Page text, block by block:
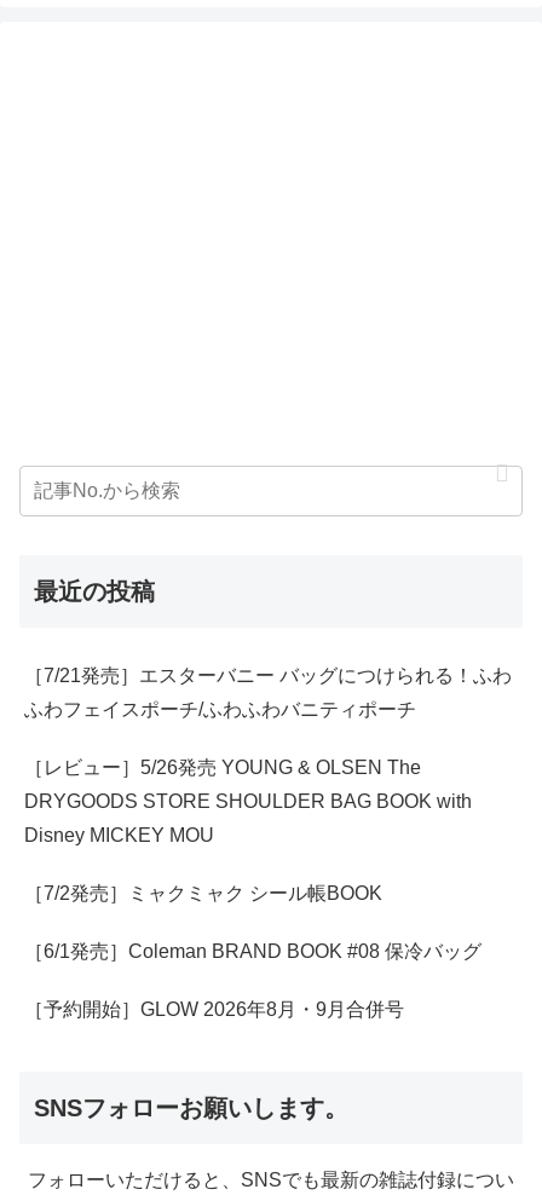
最近の投稿
［7/21発売］エスターバニー バッグにつけられる！ふわ
ふわフェイスポーチ/ふわふわバニティポーチ
［レビュー］5/26発売 YOUNG & OLSEN The
DRYGOODS STORE SHOULDER BAG BOOK with
Disney MICKEY MOU
［7/2発売］ミャクミャク シール帳BOOK
［6/1発売］Coleman BRAND BOOK #08 保冷バッグ
［予約開始］GLOW 2026年8月・9月合併号
SNSフォローお願いします。
フォローいただけると、SNSでも最新の雑誌付録につい